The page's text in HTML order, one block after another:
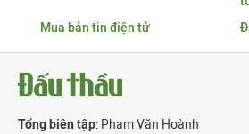
Mua bản tin điện tử
Tổng biên tập: Phạm Văn Hoành